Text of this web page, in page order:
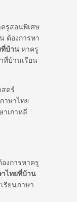
ครูสอนพิเศษ
ต้องการหา
ที่บ้าน หาครู
ที่บ้านเรียน
ตร์
าษาไทย
เกาหลี
งการหาครู
าไทยที่บ้าน
รียนภาษา